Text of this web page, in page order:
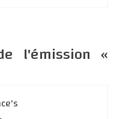
l'émission «